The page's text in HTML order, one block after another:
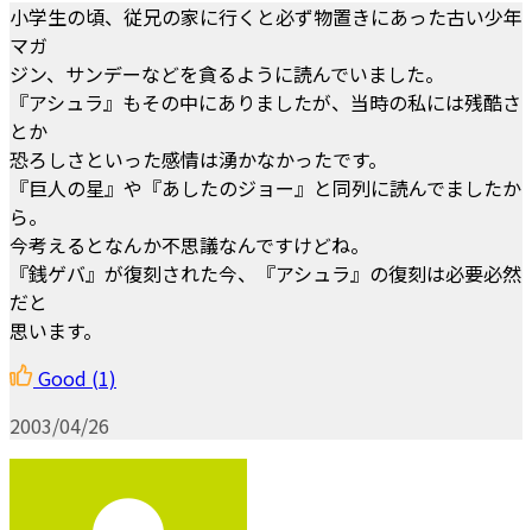
小学生の頃、従兄の家に行くと必ず物置きにあった古い少年
マガ
ジン、サンデーなどを貪るように読んでいました。
『アシュラ』もその中にありましたが、当時の私には残酷さ
とか
恐ろしさといった感情は湧かなかったです。
『巨人の星』や『あしたのジョー』と同列に読んでましたか
ら。
今考えるとなんか不思議なんですけどね。
『銭ゲバ』が復刻された今、『アシュラ』の復刻は必要必然
だと
思います。
Good (1)
2003/04/26